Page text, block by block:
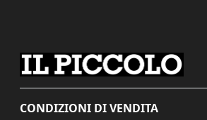
CONDIZIONI DI VENDITA